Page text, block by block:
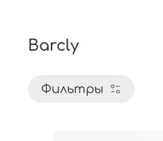
Barcly
Фильтры